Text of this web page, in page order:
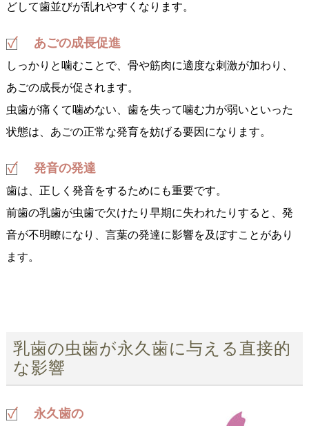
どして歯並びが乱れやすくなります。
あごの成長促進
しっかりと噛むことで、骨や筋肉に適度な刺激が加わり、
あごの成長が促されます。
虫歯が痛くて噛めない、歯を失って噛む力が弱いといった
状態は、あごの正常な発育を妨げる要因になります。
発音の発達
歯は、正しく発音をするためにも重要です。
前歯の乳歯が虫歯で欠けたり早期に失われたりすると、発
音が不明瞭になり、言葉の発達に影響を及ぼすことがあり
ます。
乳歯の虫歯が永久歯に与える直接的
な影響
永久歯の